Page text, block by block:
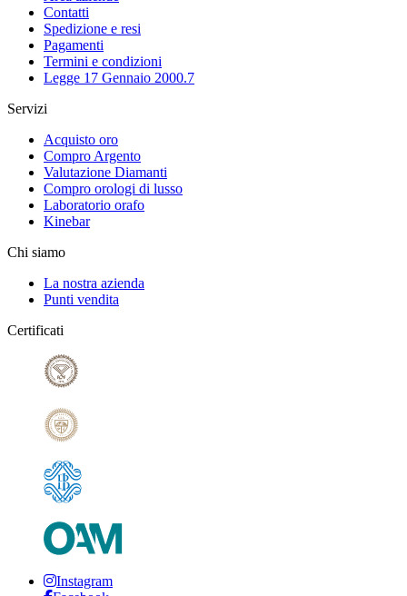
Contatti
Spedizione e resi
Pagamenti
Termini e condizioni
Legge 17 Gennaio 2000.7
Servizi
Acquisto oro
Compro Argento
Valutazione Diamanti
Compro orologi di lusso
Laboratorio orafo
Kinebar
Chi siamo
La nostra azienda
Punti vendita
Certificati
Instagram